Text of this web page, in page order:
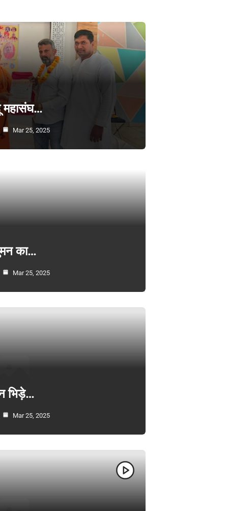
महासंघ…
Mar 25, 2025
का…
Mar 25, 2025
भिड़े…
Mar 25, 2025